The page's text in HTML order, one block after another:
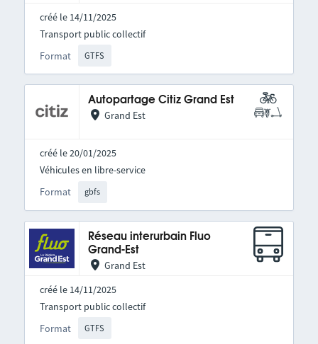
créé le 14/11/2025
Format GTFS
Transport public collectif
Autopartage Citiz Grand Est
Grand Est
créé le 20/01/2025
Format gbfs
Véhicules en libre-service
Réseau interurbain Fluo
Grand-Est
Grand Est
créé le 14/11/2025
Format GTFS
Transport public collectif